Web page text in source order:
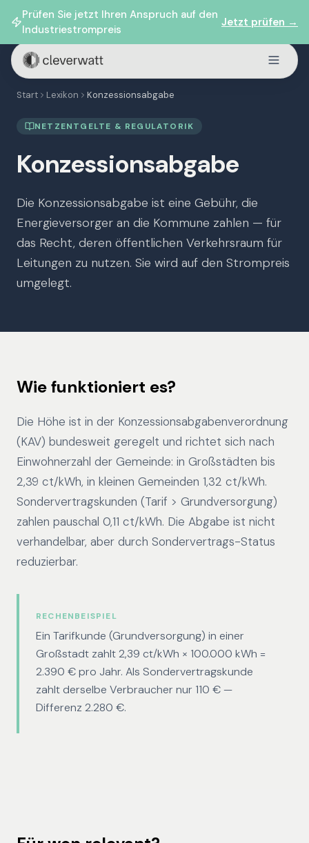
Prüfen Sie jetzt Ihren Anspruch auf den
Industriestrompreis
Jetzt prüfen →
Start Lexikon Konzessionsabgabe
NETZENTGELTE & REGULATORIK
Konzessionsabgabe
Die Konzessionsabgabe ist eine Gebühr, die
Energieversorger an die Kommune zahlen — für
das Recht, deren öffentlichen Verkehrsraum für
Leitungen zu nutzen. Sie wird auf den Strompreis
umgelegt.
Wie funktioniert es?
Die Höhe ist in der Konzessionsabgabenverordnung
(KAV) bundesweit geregelt und richtet sich nach
Einwohnerzahl der Gemeinde: in Großstädten bis
2,39 ct/kWh, in kleinen Gemeinden 1,32 ct/kWh.
Sondervertragskunden (Tarif > Grundversorgung)
zahlen pauschal 0,11 ct/kWh. Die Abgabe ist nicht
verhandelbar, aber durch Sondervertrags-Status
reduzierbar.
RECHENBEISPIEL
Ein Tarifkunde (Grundversorgung) in einer
Großstadt zahlt 2,39 ct/kWh × 100.000 kWh =
2.390 € pro Jahr. Als Sondervertragskunde
zahlt derselbe Verbraucher nur 110 € —
Differenz 2.280 €.